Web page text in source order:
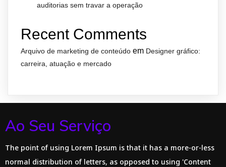
auditorias sem travar a operação
Recent Comments
Arquivo de marketing de conteúdo em Designer gráfico:
carreira, atuação e mercado
Ao Seu Serviço
The point of using Lorem Ipsum is that it has a more-or-less
normal distribution of letters, as opposed to using 'Content